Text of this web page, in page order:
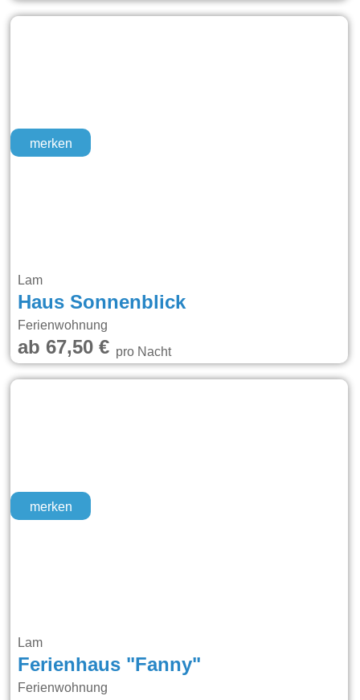
merken
Lam
Haus Sonnenblick
Ferienwohnung
ab 67,50 €pro Nacht
merken
Lam
Ferienhaus "Fanny"
Ferienwohnung